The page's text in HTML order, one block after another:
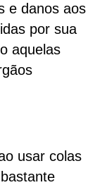
e danos aos
por sua
aquelas
usar colas